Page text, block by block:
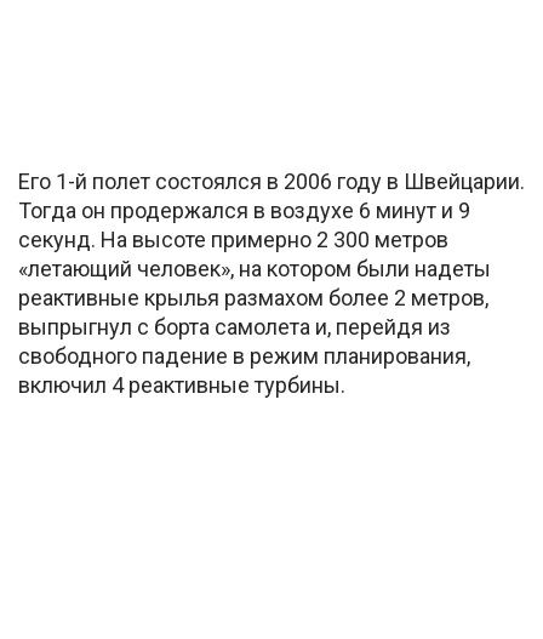
Его 1-й полет состоялся в 2006 году в Швейцарии.
Тогда он продержался в воздухе 6 минут и 9
секунд. На высоте примерно 2 300 метров
«летающий человек», на котором были надеты
реактивные крылья размахом более 2 метров,
выпрыгнул с борта самолета и, перейдя из
свободного падение в режим планирования,
включил 4 реактивные турбины.